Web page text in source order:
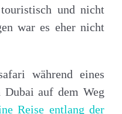
und nicht
war es eher nicht
während eines
Dubai auf dem Weg
Reise entlang der